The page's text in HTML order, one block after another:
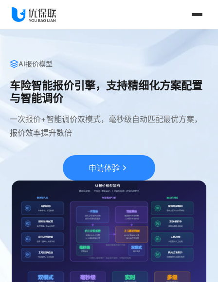
AI报价模型
车险智能报价引擎，支持精细化方案配置
与智能调价
一次报价+智能调价双模式，毫秒级自动匹配最优方案，
报价效率提升数倍
申请体验